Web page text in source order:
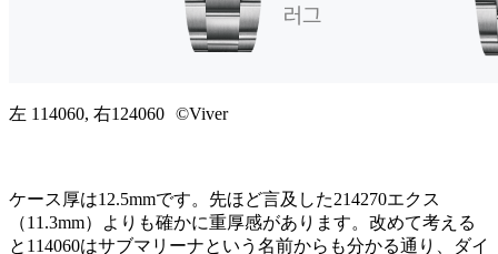
左 114060, 右124060 ©Viver
ケース厚は12.5mmです。先ほど言及した214270エクス
（11.3mm）よりも確かに重厚感があります。改めて考える
と114060はサブマリーナという名前からも分かる通り、ダイ